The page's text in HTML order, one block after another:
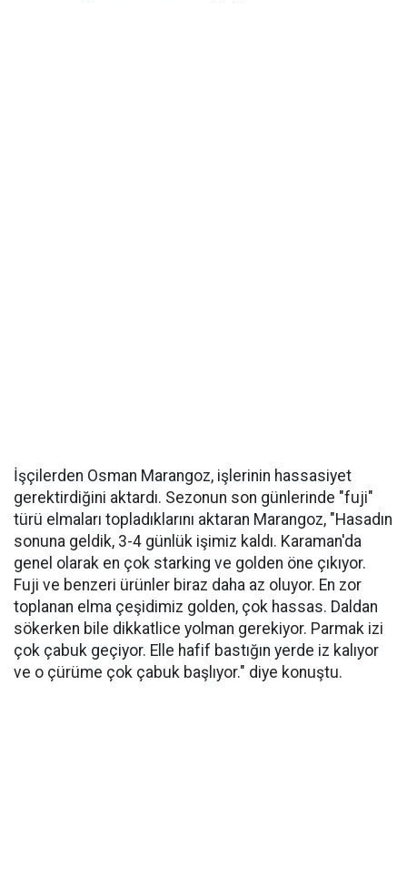
İşçilerden Osman Marangoz, işlerinin hassasiyet
gerektirdiğini aktardı. Sezonun son günlerinde "fuji"
türü elmaları topladıklarını aktaran Marangoz, "Hasadın
sonuna geldik, 3-4 günlük işimiz kaldı. Karaman'da
genel olarak en çok starking ve golden öne çıkıyor.
Fuji ve benzeri ürünler biraz daha az oluyor. En zor
toplanan elma çeşidimiz golden, çok hassas. Daldan
sökerken bile dikkatlice yolman gerekiyor. Parmak izi
çok çabuk geçiyor. Elle hafif bastığın yerde iz kalıyor
ve o çürüme çok çabuk başlıyor." diye konuştu.